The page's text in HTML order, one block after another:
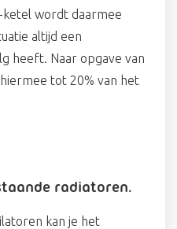
wordt daarmee
altijd een
heeft. Naar opgave van
tot 20% van het
radiatoren.
kan je het